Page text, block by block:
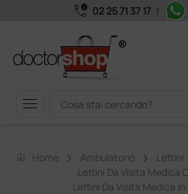
call_quality 02 25 71 37 17 |
menu
home Home Ambulatorio
Lettini
Lettini Da Visita Medica
Lettini Da Visita Medica